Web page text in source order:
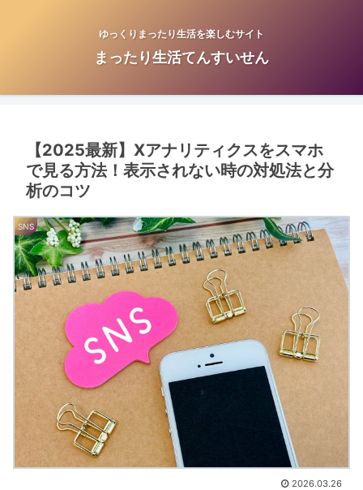
ゆっくりまったり生活を楽しむサイト
まったり生活てんすいせん
【2025最新】Xアナリティクスをスマホ
で見る方法！表示されない時の対処法と分
析のコツ
SNS
2026.03.26